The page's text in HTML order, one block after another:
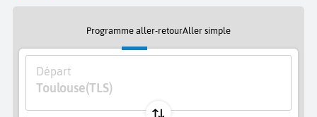
Programme aller-retourAller simple
Départ
Toulouse(TLS)